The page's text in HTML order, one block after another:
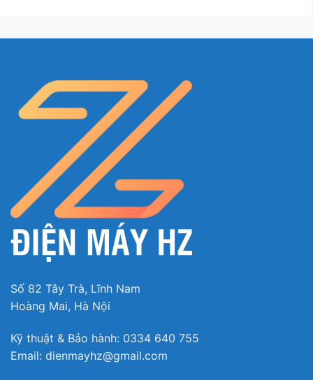
Số 82 Tây Trà, Lĩnh Nam
Hoàng Mai, Hà Nội
Kỹ thuật & Bảo hành: 0334 640 755
Email: dienmayhz@gmail.com